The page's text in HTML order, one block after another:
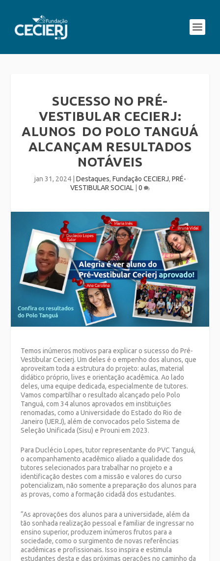
SUCESSO NO PRÉ-
VESTIBULAR CECIERJ:
ALUNOS DO POLO TANGUÁ
ALCANÇAM RESULTADOS
NOTÁVEIS
jan 31, 2024| Destaques, Fundação CECIERJ, PRÉ-
VESTIBULAR SOCIAL
0
Temos inúmeros motivos para explicar o sucesso do Pré-
Vestibular Cecierj. Um deles é o empenho dos alunos, que
aproveitam toda a estrutura do projeto: aulas, material
didático próprio, lives e orientação acadêmica. Ao lado
deles, uma equipe dedicada, especialmente de tutores.
Vamos compartilhar o resultado alcançado pelo Polo
Tanguá, com 34 alunos aprovados em instituições
renomadas, como a Universidade do Estado do Rio de
Janeiro (UERJ), além de convocados pelo Sistema de
Seleção Unificada (Sisu) e Prouni em 2023.
Para Duclécio Lopes, tutor representante do PVC Tanguá,
o acompanhamento acadêmico aliado a qualidade dos
tutores selecionados para trabalhar no projeto e a
identificação destes com a missão e valores do curso
potencializam, não somente a preparação dos alunos para
as provas, como a formação cidadã dos estudantes.
“As aprovações dos alunos para a universidade, além da
tão sonhada realização pessoal e familiar de ingressar no
ensino superior, produzem inúmeros frutos para a
sociedade, como o surgimento de novas referências
acadêmicas e profissionais. Isso inspira e estimula
estudantes desta e das próximas gerações no caminho da